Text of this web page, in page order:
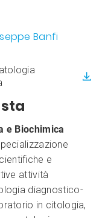
Banfi
e Biochimica
e
attività
diagnostico-
in citologia,